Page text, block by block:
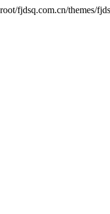
fjdsq.com.cn/themes/